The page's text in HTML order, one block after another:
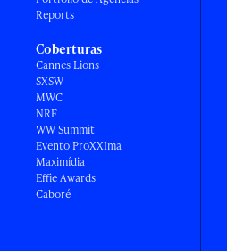
Reports
Coberturas
Cannes Lions
SXSW
MWC
NRF
WW Summit
Evento ProXXIma
Maximídia
Effie Awards
Caboré